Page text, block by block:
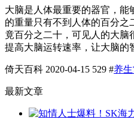
大脑是人体最重要的器官，能
的重量只有不到人体的百分
竟百分之二十，可见人的大
提高大脑运转速率，让大脑的
倚天百科 2020-04-15 529 #养
最新文章